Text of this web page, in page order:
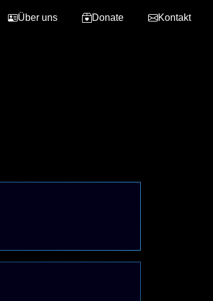
Über uns Donate Kontakt